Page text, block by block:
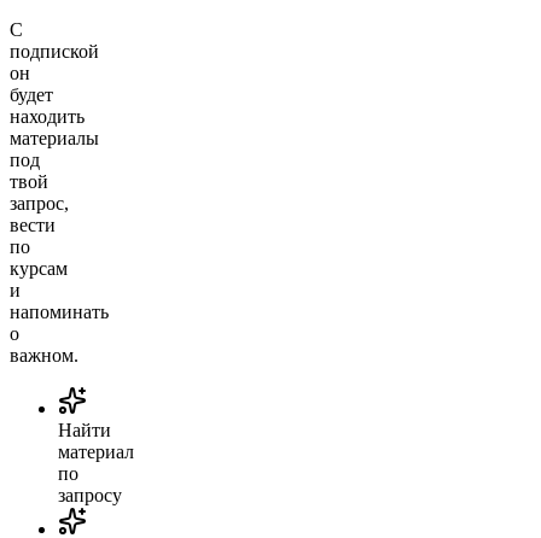
С
подпиской
он
будет
находить
материалы
под
твой
запрос,
вести
по
курсам
и
напоминать
о
важном.
Найти
материал
по
запросу